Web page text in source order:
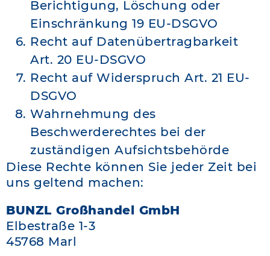
Berichtigung, Löschung oder
Einschränkung 19 EU-DSGVO
Recht auf Datenübertragbarkeit
Art. 20 EU-DSGVO
Recht auf Widerspruch Art. 21 EU-
DSGVO
Wahrnehmung des
Beschwerderechtes bei der
zuständigen Aufsichtsbehörde
Diese Rechte können Sie jeder Zeit bei
uns geltend machen:
BUNZL Großhandel GmbH
Elbestraße 1-3
45768 Marl